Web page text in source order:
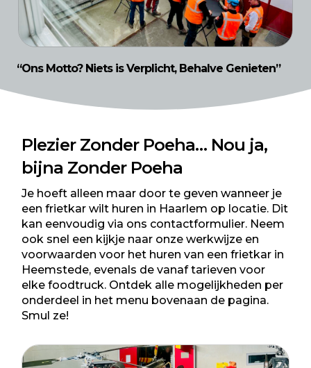
“Ons Motto? Niets is Verplicht, Behalve Genieten”
Plezier Zonder Poeha… Nou ja,
bijna Zonder Poeha
Je hoeft alleen maar door te geven wanneer je
een frietkar wilt huren in Haarlem op locatie. Dit
kan eenvoudig via ons contactformulier. Neem
ook snel een kijkje naar onzewerkwijze en
voorwaarden voor het huren van een frietkar in
Heemstede, evenals de vanaftarieven voor
elke foodtruck. Ontdek alle mogelijkheden per
onderdeel in het menu bovenaan de pagina.
Smul ze!